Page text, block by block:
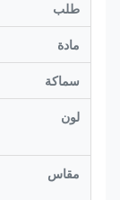
سماكة
مقاس